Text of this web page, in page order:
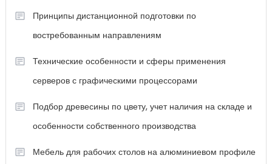
Принципы дистанционной подготовки по
востребованным направлениям
Технические особенности и сферы применения
серверов с графическими процессорами
Подбор древесины по цвету, учет наличия на складе и
особенности собственного производства
Мебель для рабочих столов на алюминиевом профиле